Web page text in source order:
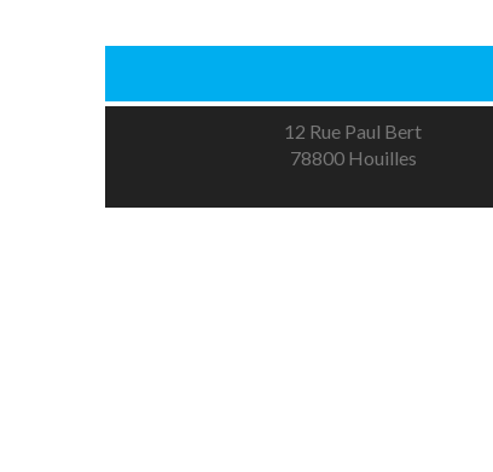
12 Rue Paul Bert
78800 Houilles